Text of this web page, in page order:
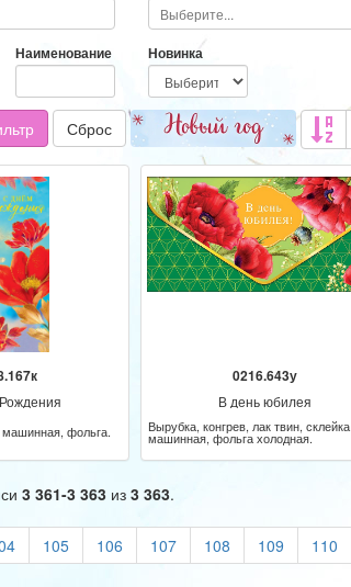
Наименование Новинка
Сброс
машинная, фольга.
0216.643у
В день юбилея
Вырубка, конгрев, лак твин, склейка
машинная, фольга холодная.
3 361-3 363из 3 363.
105 106 107 108 109 110